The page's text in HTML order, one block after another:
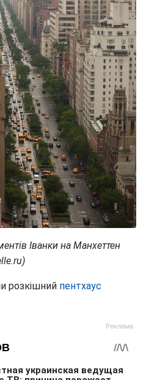
Іванки на Манхеттен
розкішний пентхаус